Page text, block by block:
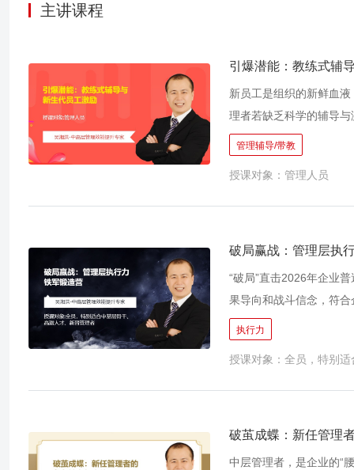
主讲课程
引爆潜能：教练式辅
新员工是组织的新鲜血
理者若缺乏科学的辅导
否也曾为此感到困扰？ 1
在“传、帮、带”上花费
作标准，导致执行过程
感到束手无策？ 5、投入
属感和奋斗激情？ 8、渴
衡“授人以鱼”和“授人
转化为新员工个人的内
管理辅导/带教
授课对象：管理人员
破局赢战：管理层执
“破局”直击2026年企业
果导向和战斗信念，符合
论灌输，实战落地更具
员工？ 2、执行计划是否
跨层级的沟通协作，是
互推诿的灰色地带？ 5、
从“要我做”变为“我要做
塑造了协同共进的团队
执行力
授课对象：全员，特别
破茧成蝶：新任管理
中层管理者，是企业的“